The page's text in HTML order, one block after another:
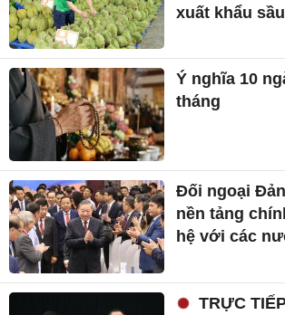
xuất khẩu
Ý nghĩa 10
tháng
Đối ngoại
nền tảng
hệ với các
TRỰC